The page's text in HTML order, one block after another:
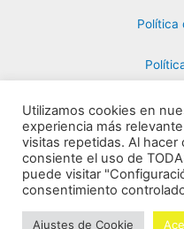
Política
Contacto para
Copyright © 2026 Horarios de
Utilizamos cookies en
experiencia más
visitas repetidas. Al
consiente el uso de
puede visitar
consentimiento
Ajustes de Cookie